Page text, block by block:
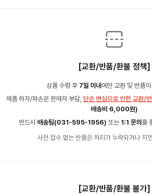
[교환/반품/환불 정책]
상품 수령 후 7일 이내 에만 교환 및 반품
제품 하자/파손은 판매자 부담, 단순 변심으로 인한 교환/
배송비 6,000원)
반드시 배송팀(031-595-1956) 또는 1:1 문의 를
사전 접수 없는 반품은 처리가 누락되거나 지
[교환/반품/환불 불가]